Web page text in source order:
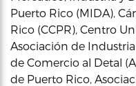
Puerto Rico (MIDA),
Rico (CCPR), Centro
Asociación de
de Comercio al Detal
de Puerto Rico,